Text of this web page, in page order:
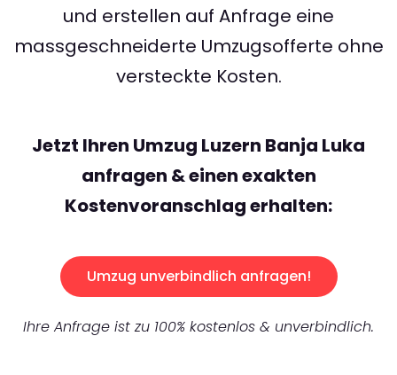
und erstellen auf Anfrage eine
massgeschneiderte Umzugsofferte ohne
versteckte Kosten.
Jetzt Ihren Umzug Luzern Banja Luka
anfragen & einen exakten
Kostenvoranschlag erhalten:
Umzug unverbindlich anfragen!
Ihre Anfrage ist zu 100% kostenlos & unverbindlich.